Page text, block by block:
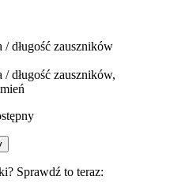
/ długość zauszników
/ długość zauszników,
Sprawdź to teraz: